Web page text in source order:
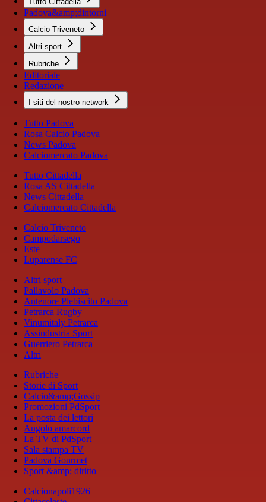
Padova&amp;dintorni
Calcio Triveneto
Altri sport
Rubriche
Editoriale
Redazione
I siti del nostro network
Tutto Padova
Rosa Calcio Padova
News Padova
Calciomercato Padova
Tutto Cittadella
Rosa AS Cittadella
News Cittadella
Calciomercato Cittadella
Calcio Triveneto
Campodarsego
Este
Luparense FC
Altri sport
Pallavolo Padova
Antenore Plebiscito Padova
Petrarca Rugby
Vinumitaly Petrarca
Assindustria Sport
Guerriero Petrarca
Altri
Rubriche
Storie di Sport
Calcio&amp;Gossip
Promozioni PdSport
La posta dei lettori
Angolo amarcord
La TV di PdSport
Sala stampa TV
Padova Gourmet
Sport &amp; diritto
Calcionapoli1926